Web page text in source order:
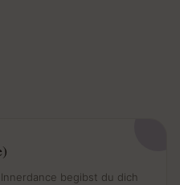
begibst du dich